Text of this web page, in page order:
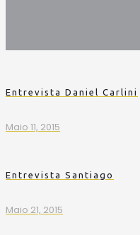
Entrevista Daniel Carlini
Maio 11, 2015
Entrevista Santiago
Maio 21, 2015